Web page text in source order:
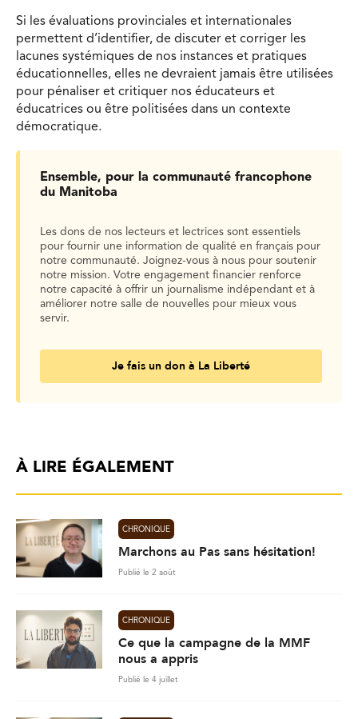
Si les évaluations provinciales et internationales
permettent d’identifier, de discuter et corriger les
lacunes systémiques de nos instances et pratiques
éducationnelles, elles ne devraient jamais être utilisées
pour pénaliser et critiquer nos éducateurs et
éducatrices ou être politisées dans un contexte
démocratique.
Ensemble, pour la communauté francophone
du Manitoba
Les dons de nos lecteurs et lectrices sont essentiels
pour fournir une information de qualité en français pour
notre communauté. Joignez-vous à nous pour soutenir
notre mission. Votre engagement financier renforce
notre capacité à offrir un journalisme indépendant et à
améliorer notre salle de nouvelles pour mieux vous
servir.
Je fais un don à La Liberté
À LIRE ÉGALEMENT
CHRONIQUE
Marchons au Pas sans hésitation!
Publié le 2 août
CHRONIQUE
Ce que la campagne de la MMF
nous a appris
Publié le 4 juillet